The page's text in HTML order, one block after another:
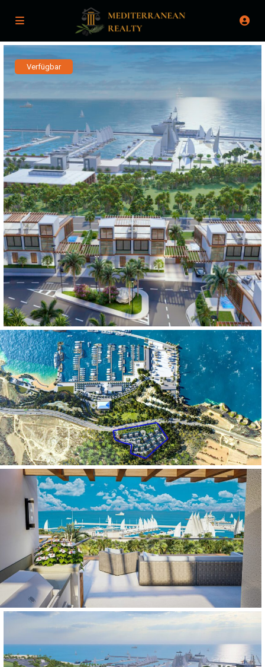
Verfügbar